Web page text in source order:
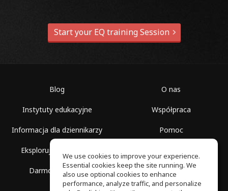
Start your EQ training Session
Blog
Instytuty edukacyjne
Informacja dla dziennikarzy
Eksploruj przestrzenie
Darmowa szkoła
O nas
Współpraca
Pomoc
Polityka prywatności
We use cookies to improve your experience.
Essential cookies keep the site running. We
also use optional cookies to enhance
performance, analyze traffic, and personalize